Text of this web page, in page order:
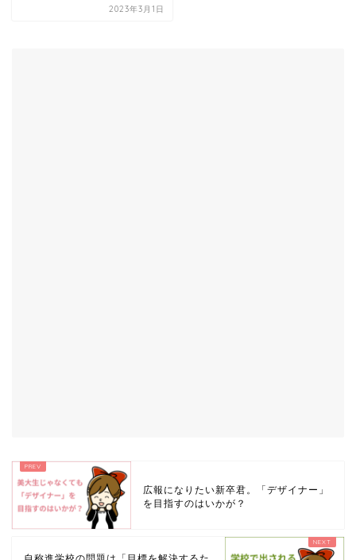
2023年3月1日
広報になりたい新卒君。「デザイナー」
を目指すのはいかが？